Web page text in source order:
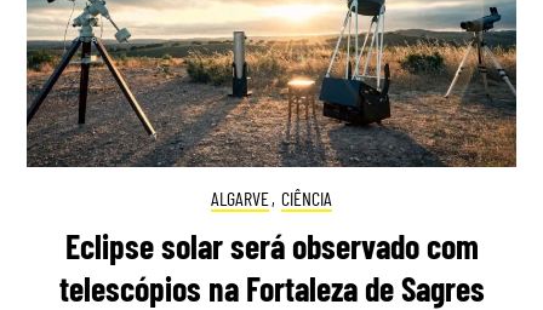
ALGARVE, CIÊNCIA
Eclipse solar será observado com
telescópios na Fortaleza de Sagres